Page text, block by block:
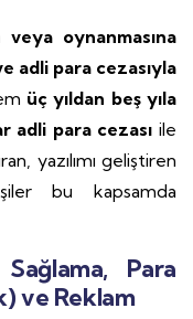
oynanmasına
adli para cezasıyla
üç yıldan beş yıla
adli para cezası ile
yazılımı geliştiren
bu kapsamda
Para
ve Reklam